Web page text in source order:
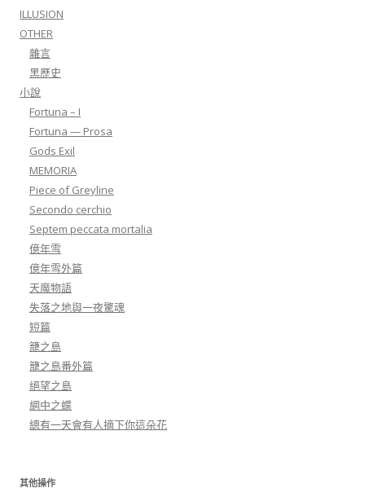
ILLUSION
OTHER
雜言
黑歷史
小說
Fortuna – I
Fortuna — Prosa
Gods Exil
MEMORIA
Piece of Greyline
Secondo cerchio
Septem peccata mortalia
億年雪
億年雪外篇
天魔物語
失落之地與一夜驚魂
短篇
籠之島
籠之島番外篇
絕望之島
網中之蝶
總有一天會有人摘下你這朵花
其他操作